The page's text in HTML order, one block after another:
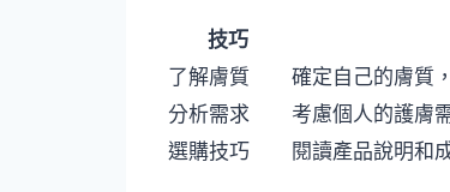
技巧
了解膚質
確定自己的膚質
分析需求
考慮個人的護膚
選購技巧
閱讀產品說明和